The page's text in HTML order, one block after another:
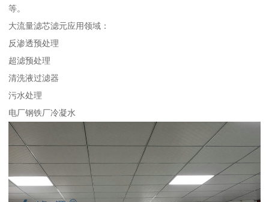
等。
大流量滤芯滤元应用领域：
反渗透预处理
超滤预处理
清洗液过滤器
污水处理
电厂钢铁厂冷凝水